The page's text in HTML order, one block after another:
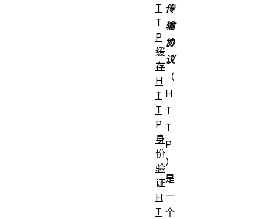
传
输
协
议
（
H
T
T
P
）
是
一
个
T
T
P
缓
存
H
T
T
P
身
份
验
证
H
T